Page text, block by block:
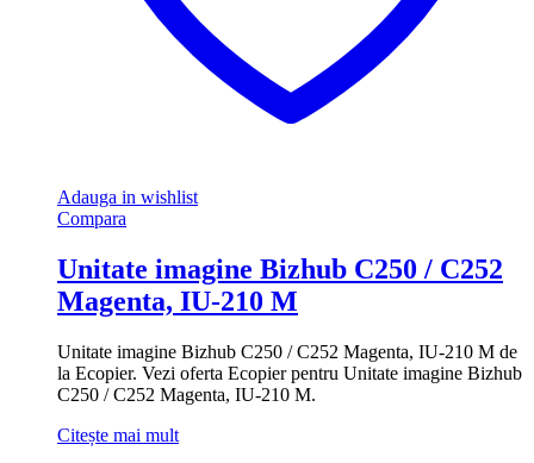
Adauga in wishlist
Compara
Unitate imagine Bizhub C250 / C252
Magenta, IU-210 M
Unitate imagine Bizhub C250 / C252 Magenta, IU-210 M de
la Ecopier. Vezi oferta Ecopier pentru Unitate imagine Bizhub
C250 / C252 Magenta, IU-210 M.
Citește mai mult